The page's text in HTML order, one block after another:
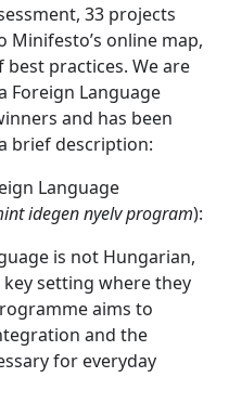
33 projects
Minifesto’s online map,
practices. We are
Foreign Language
and has been
brief description:
Language
idegen nyelv program):
is not Hungarian,
setting where they
aims to
and the
for everyday